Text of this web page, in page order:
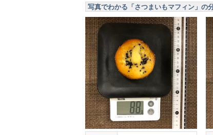
写真でわかる「さつまいもマフィン」の